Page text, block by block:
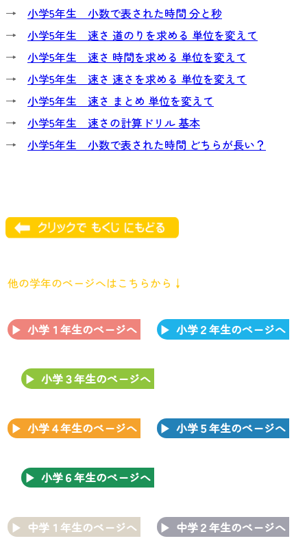
→ 小学5年生 小数で表された時間 分と秒
→ 小学5年生 速さ 道のりを求める 単位を変えて
→ 小学5年生 速さ 時間を求める 単位を変えて
→ 小学5年生 速さ 速さを求める 単位を変えて
→ 小学5年生 速さ まとめ 単位を変えて
→ 小学5年生 速さの計算ドリル 基本
→ 小学5年生 小数で表された時間 どちらが長い？
他の学年のページへはこちらから↓
小学１年生のページへ 小学２年生のページへ
小学３年生のページへ
小学４年生のページへ 小学５年生のページへ
小学６年生のページへ
中学１年生のページへ 中学２年生のページへ